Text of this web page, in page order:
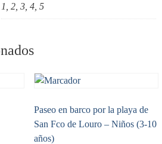
1, 2, 3, 4, 5
Paseo en barco por la playa de
San Fco de Louro – Niños (3-10
años)